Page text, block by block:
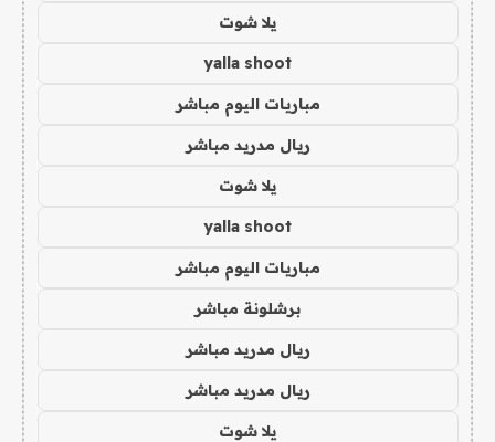
يلا شوت
yalla shoot
مباريات اليوم مباشر
ريال مدريد مباشر
يلا شوت
yalla shoot
مباريات اليوم مباشر
برشلونة مباشر
ريال مدريد مباشر
ريال مدريد مباشر
يلا شوت